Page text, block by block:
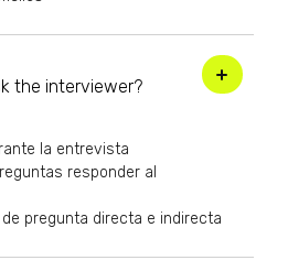
the interviewer?
la entrevista
responder al
pregunta directa e indirecta